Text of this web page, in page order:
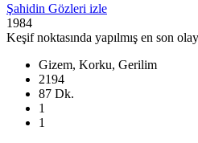
Şahidin Gözleri izle
1984
Keşif noktasında yapılmış en son
Gizem, Korku, Gerilim
2194
87 Dk.
1
1